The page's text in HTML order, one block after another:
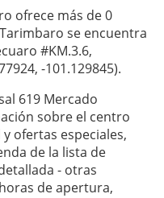
ofrece más de 0
se encuentra
#KM.3.6,
-101.129845).
619 Mercado
sobre el centro
ofertas especiales,
de la lista de
- otras
de apertura,